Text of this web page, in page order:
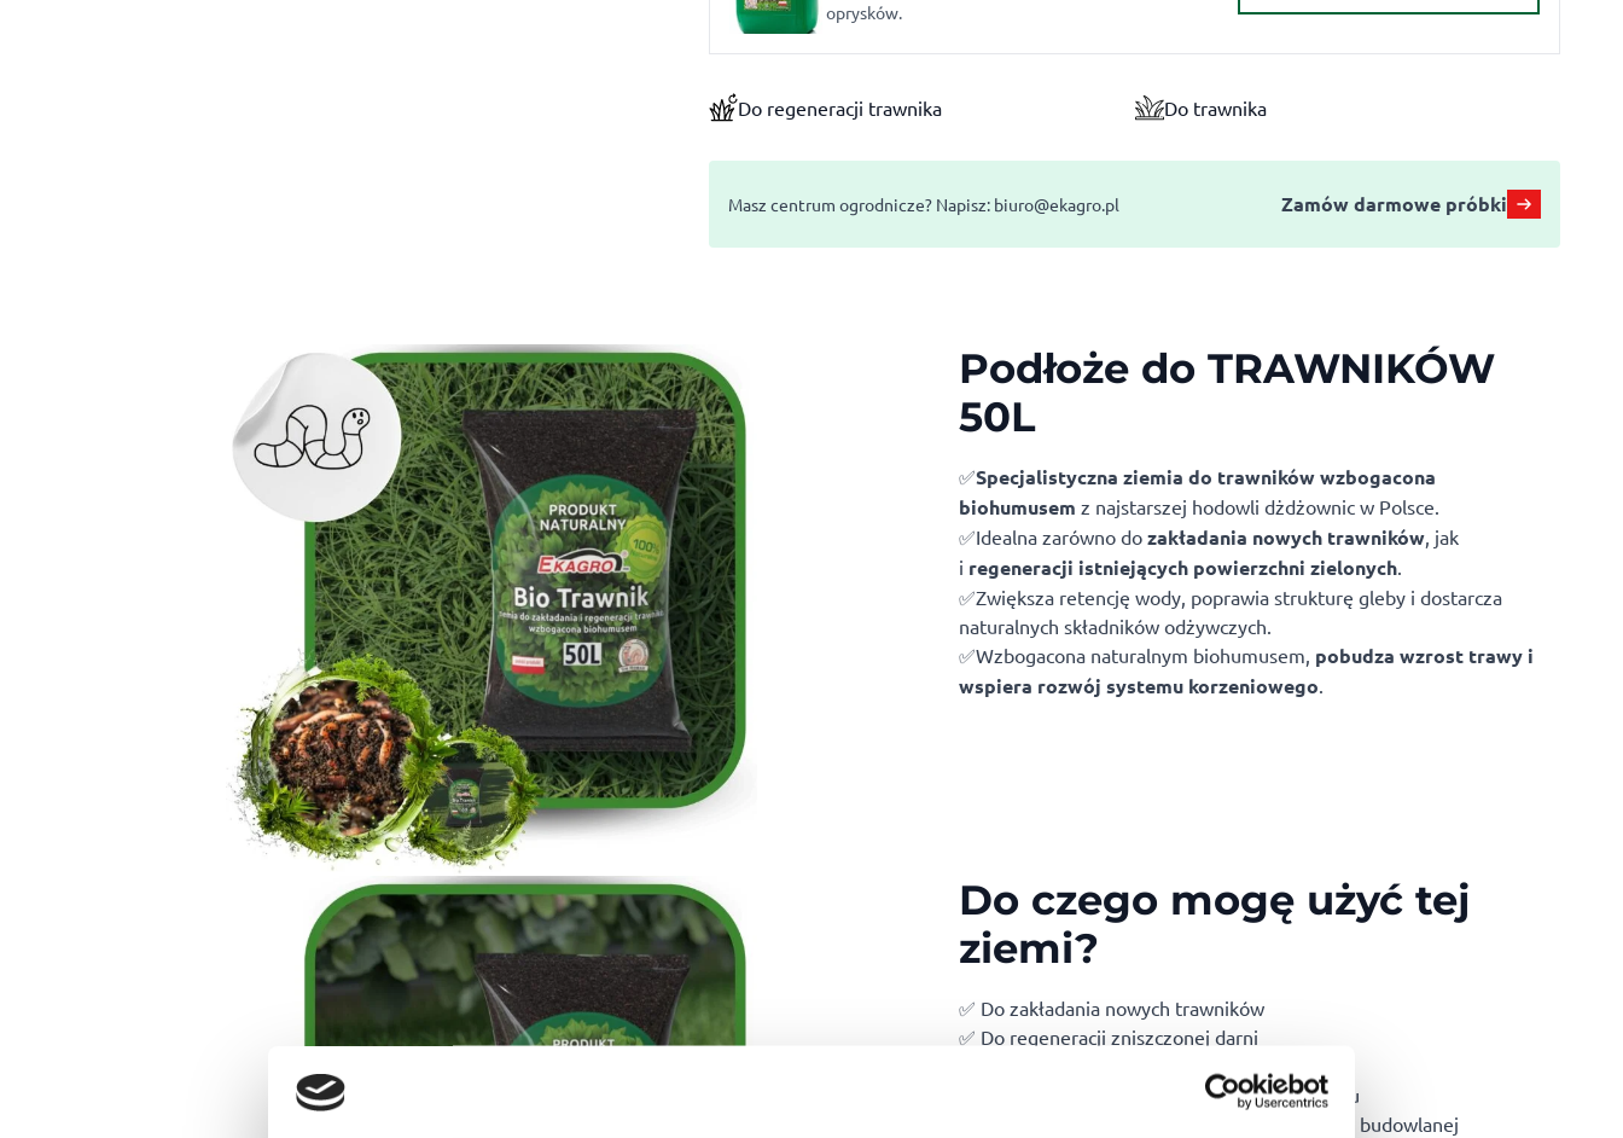
oprysków.
Do regeneracji trawnika Do trawnika
Masz centrum ogrodnicze? Napisz: biuro@ekagro.pl Zamów darmowe próbki
Podłoże do TRAWNIKÓW
50L
✅Specjalistyczna ziemia do trawników wzbogacona
biohumusem z najstarszej hodowli dżdżownic w Polsce.
✅Idealna zarówno do zakładania nowych trawników, jak
i regeneracji istniejących powierzchni zielonych.
✅Zwiększa retencję wody, poprawia strukturę gleby i dostarcza
naturalnych składników odżywczych.
✅Wzbogacona naturalnym biohumusem, pobudza wzrost trawy i
wspiera rozwój systemu korzeniowego.
Do czego mogę użyć tej
ziemi?
✅ Do zakładania nowych trawników
✅ Do regeneracji zniszczonej darni
✅ Do niwelowania niewielkich krzywizn terenu
✅ Do prac ziemnych w ogrodzie lub na działce budowlanej